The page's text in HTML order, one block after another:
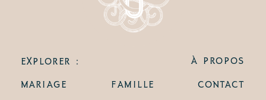
CONTACT
MARIAGE FAMILLE
À PROPOS
EXPLORER :